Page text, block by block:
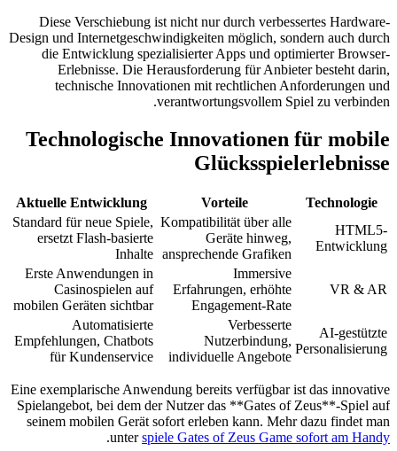
Diese Verschiebung ist nicht nur durch verbessertes Hardware-
Design und Internetgeschwindigkeiten möglich, sondern auch durch
die Entwicklung spezialisierter Apps und optimierter Browser-
Erlebnisse. Die Herausforderung für Anbieter besteht darin,
technische Innovationen mit rechtlichen Anforderungen und
verantwortungsvollem Spiel zu verbinden.
Technologische Innovationen für mobile
Glücksspielerlebnisse
Technologie
Vorteile
Aktuelle Entwicklung
HTML5-
Entwicklung
Kompatibilität über alle
Geräte hinweg,
ansprechende Grafiken
Standard für neue Spiele,
ersetzt Flash-basierte
Inhalte
VR & AR
Immersive
Erfahrungen, erhöhte
Engagement-Rate
Erste Anwendungen in
Casinospielen auf
mobilen Geräten sichtbar
AI-gestützte
Personalisierung
Verbesserte
Nutzerbindung,
individuelle Angebote
Automatisierte
Empfehlungen, Chatbots
für Kundenservice
Eine exemplarische Anwendung bereits verfügbar ist das innovative
Spielangebot, bei dem der Nutzer das **Gates of Zeus**-Spiel auf
seinem mobilen Gerät sofort erleben kann. Mehr dazu findet man
unterspiele Gates of Zeus Game sofort am Handy
.